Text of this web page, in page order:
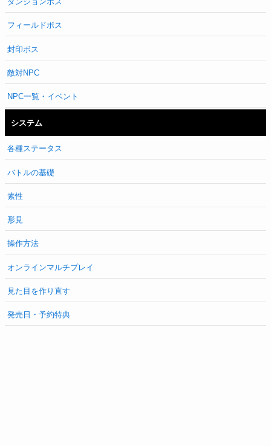
フィールドボス
封印ボス
敵対NPC
NPC一覧・イベント
システム
各種ステータス
バトルの基礎
素性
形見
操作方法
オンラインマルチプレイ
見た目を作り直す
発売日・予約特典